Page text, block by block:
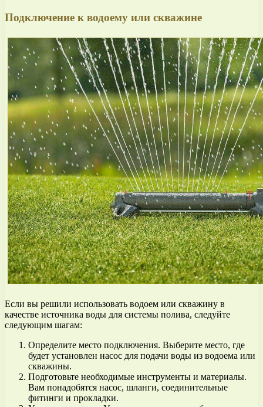
Подключение к водоему или скважине
Если вы решили использовать водоем или скважину в
качестве источника воды для системы полива, следуйте
следующим шагам:
Определите место подключения. Выберите место, где
будет установлен насос для подачи воды из водоема или
скважины.
Подготовьте необходимые инструменты и материалы.
Вам понадобятся насос, шланги, соединительные
фитинги и прокладки.